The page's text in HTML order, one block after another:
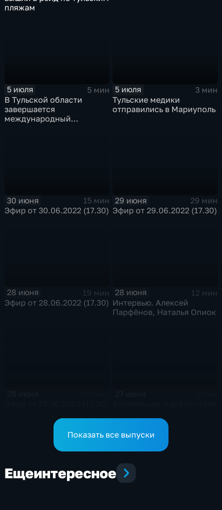
пляжам
5 июля
5 мин
В Тульской области
завершается
международный
5 июля
3 мин
Тульские медики
отправились в Мариуполь
30 июня
15 мин
Эфир от 30.06.2022 (17.30)
29 июня
29 мин
Эфир от 29.06.2022 (17.30)
28 июня
19 мин
Эфир от 28.06.2022 (17.30)
28 июня
12 мин
Интервью. Алексей
Парфёнов, Наталья Опиок
Показать все выпуски
Ещеинтересное